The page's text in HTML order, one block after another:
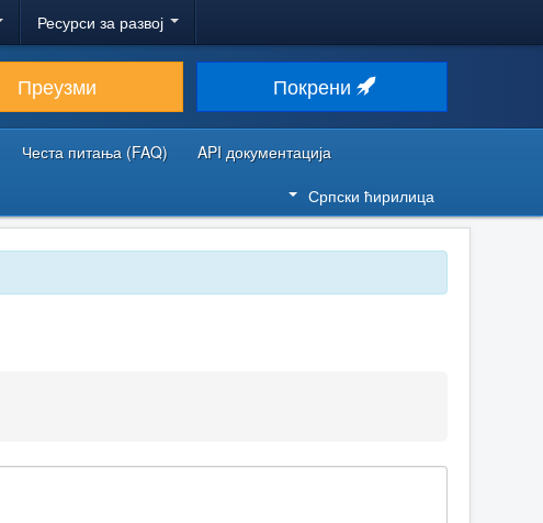
Ресурси за развој
Преузми Покрени
Честа питања (FAQ)
API документација
Српски ћирилица